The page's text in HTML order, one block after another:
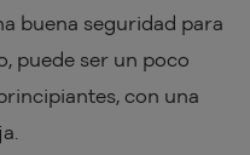
buena seguridad para
puede ser un poco
con una